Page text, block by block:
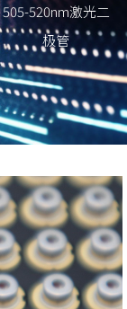
505-520nm激光二
极管